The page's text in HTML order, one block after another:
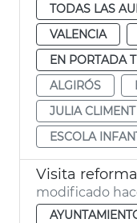
TODAS LAS
VALENCIA
EN PORTADA
ALGIRÓS
JULIA CLIMENT
ESCOLA
modificado